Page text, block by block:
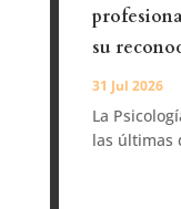
su
31 Jul 2026
La
las últimas